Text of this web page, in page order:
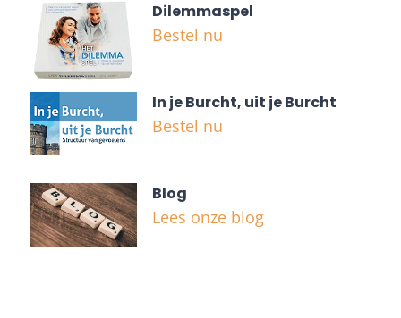
Dilemmaspel
Bestel nu
In je Burcht, uit je Burcht
Bestel nu
Blog
Lees onze blog